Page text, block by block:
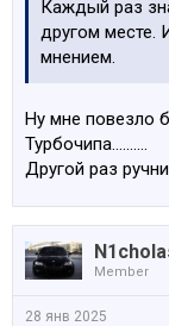
Каждый раз
другом месте.
мнением.
Ну мне повезло
Турбочипа..........
Другой раз
Member
28 янв 2025